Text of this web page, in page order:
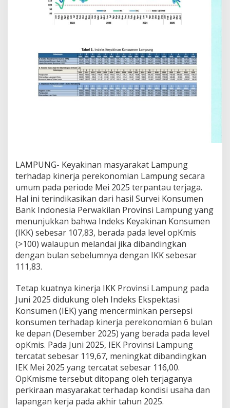
h
a
d
P
e
r
e
k
o
L
a
m
p
u
n
g
P
a
d
a
i
2
0
2
5
T
e
r
j
a
g
a
LAMPUNG- Keyakinan masyarakat Lampung
terhadap kinerja perekonomian Lampung secara
umum pada periode Mei 2025 terpantau terjaga.
Hal ini terindikasikan dari hasil Survei Konsumen
Bank Indonesia Perwakilan Provinsi Lampung yang
menunjukkan bahwa Indeks Keyakinan Konsumen
(IKK) sebesar 107,83, berada pada level opKmis
(>100) walaupun melandai jika dibandingkan
dengan bulan sebelumnya dengan IKK sebesar
111,83.
Tetap kuatnya kinerja IKK Provinsi Lampung pada
Juni 2025 didukung oleh Indeks Ekspektasi
Konsumen (IEK) yang mencerminkan persepsi
konsumen terhadap kinerja perekonomian 6 bulan
ke depan (Desember 2025) yang berada pada level
opKmis. Pada Juni 2025, IEK Provinsi Lampung
tercatat sebesar 119,67, meningkat dibandingkan
IEK Mei 2025 yang tercatat sebesar 116,00.
OpKmisme tersebut ditopang oleh terjaganya
perkiraan masyarakat terhadap kondisi usaha dan
lapangan kerja pada akhir tahun 2025.